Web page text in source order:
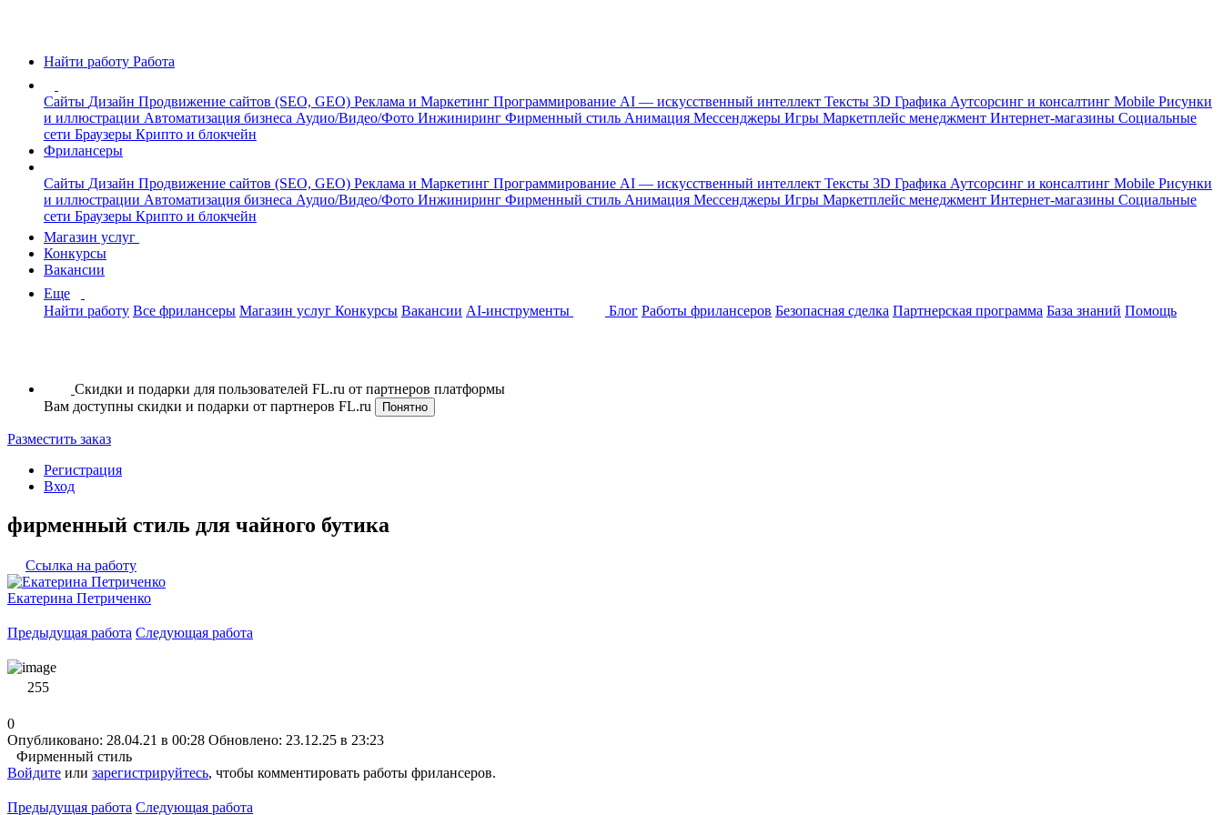
Найти работу Работа
Сайты Дизайн Продвижение сайтов (SEO, GEO) Реклама и Маркетинг Программирование AI — искусственный интеллект Тексты 3D Графика Аутсорсинг и консалтинг Mobile Рисунки
и иллюстрации Автоматизация бизнеса Аудио/Видео/Фото Инжиниринг Фирменный стиль Анимация Мессенджеры Игры Маркетплейс менеджмент Интернет-магазины Социальные
сети Браузеры Крипто и блокчейн
Фрилансеры
Сайты Дизайн Продвижение сайтов (SEO, GEO) Реклама и Маркетинг Программирование AI — искусственный интеллект Тексты 3D Графика Аутсорсинг и консалтинг Mobile Рисунки
и иллюстрации Автоматизация бизнеса Аудио/Видео/Фото Инжиниринг Фирменный стиль Анимация Мессенджеры Игры Маркетплейс менеджмент Интернет-магазины Социальные
сети Браузеры Крипто и блокчейн
Магазин услуг
Конкурсы
Вакансии
Еще
Найти работу Все фрилансеры Магазин услуг Конкурсы Вакансии AI-инструменты Блог Работы фрилансеров Безопасная сделка Партнерская программа База знаний Помощь
Скидки и подарки для пользователей FL.ru от партнеров платформы
Вам доступны скидки и подарки от партнеров FL.ru
Понятно
Разместить заказ
Регистрация
Вход
фирменный стиль для чайного бутика
Ссылка на работу
Екатерина Петриченко
Предыдущая работа Следующая работа
255
0
Опубликовано: 28.04.21 в 00:28 Обновлено: 23.12.25 в 23:23
Фирменный стиль
Войдите или зарегистрируйтесь, чтобы комментировать работы фрилансеров.
Предыдущая работа Следующая работа